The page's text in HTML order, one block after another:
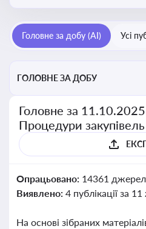
Головне за добу (AI) Усі
ГОЛОВНЕ ЗА ДОБУ
Головне за 11.10.2025
Процедури закупівель
Опрацьовано: 14361 джерел
Виявлено: 4 публікації за
На основі зібраних